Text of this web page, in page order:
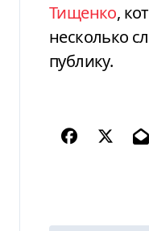
Тищенко,
несколько
публику.